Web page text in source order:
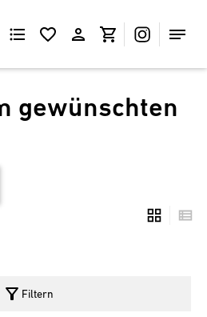
gewünschten
filter_alt Filtern